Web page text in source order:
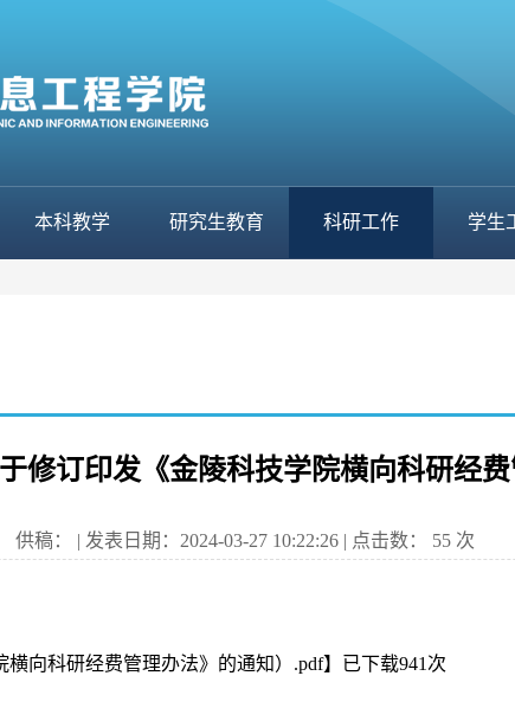
本科教学 研究生教育 科研工作 学生
修订印发《金陵科技学院横向科研经费
供稿： | 发表日期：2024-03-27 10:22:26 | 点击数： 55 次
横向科研经费管理办法》的通知）.pdf】已下载941 次